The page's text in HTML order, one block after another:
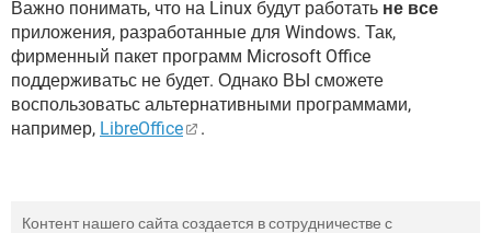
Важно понимать, что на Linux будут работать не все
приложения, разработанные для Windows. Так,
фирменный пакет программ Microsoft Office
поддерживатьс не будет. Однако ВЫ сможете
воспользоватьс альтернативными программами,
например, LibreOffice .
Контент нашего сайта создается в сотрудничестве с